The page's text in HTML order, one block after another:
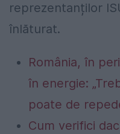
reprezentanților
înlăturat.
România, în
în energie:
poate de
Cum verifici